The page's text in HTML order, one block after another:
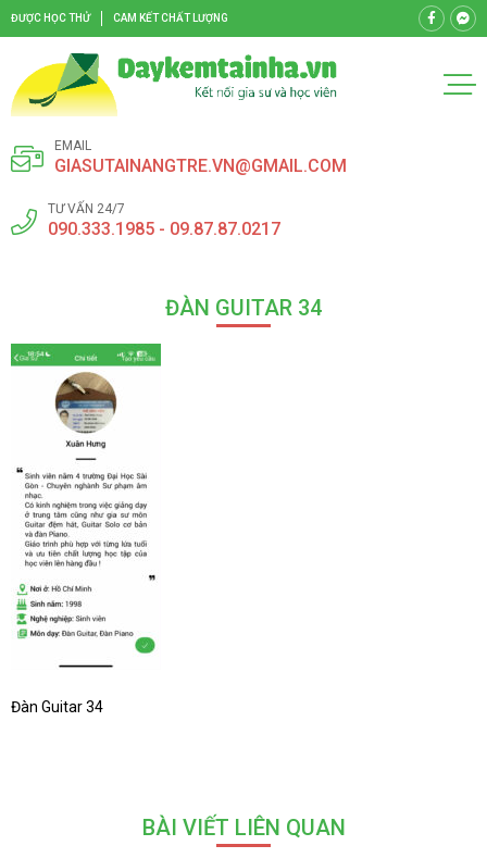
ĐƯỢC HỌC THỬ CAM KẾT CHẤT LƯỢNG
EMAIL
GIASUTAINANGTRE.VN@GMAIL.COM
TƯ VẤN 24/7
090.333.1985 - 09.87.87.0217
ĐÀN GUITAR 34
Đàn Guitar 34
BÀI VIẾT LIÊN QUAN